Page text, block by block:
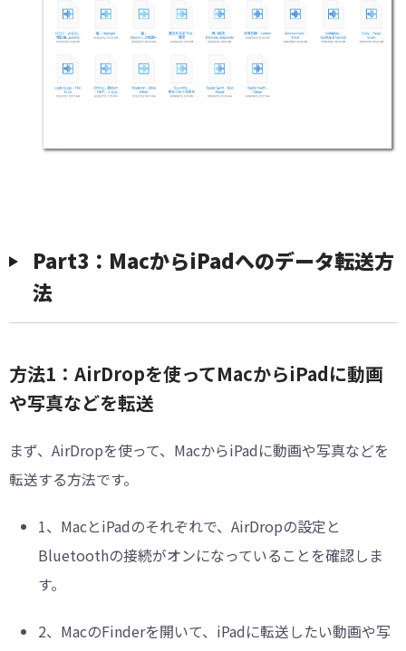
Part3：MacからiPadへのデータ転送方
法
方法1：AirDropを使ってMacからiPadに動画
や写真などを転送
まず、AirDropを使って、MacからiPadに動画や写真などを
転送する方法です。
1、 MacとiPadのそれぞれで、AirDropの設定と
Bluetoothの接続がオンになっていることを確認しま
す。
2、 MacのFinderを開いて、iPadに転送したい動画や写